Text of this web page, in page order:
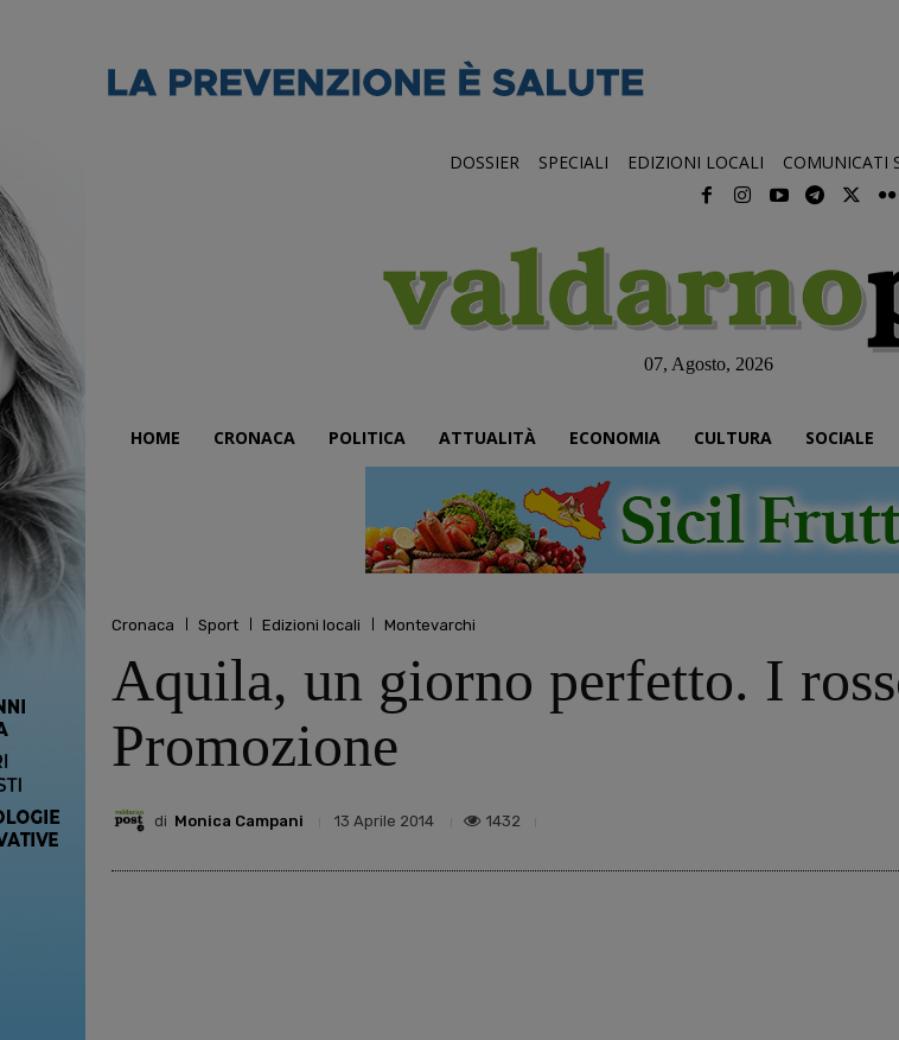
DOSSIER SPECIALI EDIZIONI LOCALI COMUNICATI
07, Agosto, 2026
HOME CRONACA POLITICA ATTUALITÀ ECONOMIA CULTURA SOCIALE
Cronaca Sport Edizioni locali Montevarchi
Aquila, un giorno perfetto. I
Promozione
di Monica Campani 13 Aprile 2014 1432